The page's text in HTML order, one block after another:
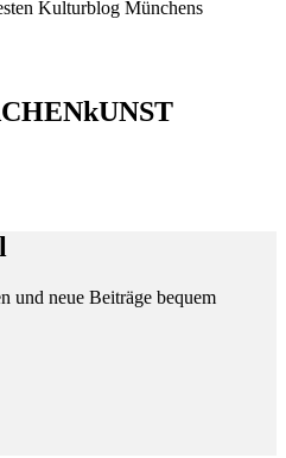
Kulturblog Münchens
und neue Beiträge bequem